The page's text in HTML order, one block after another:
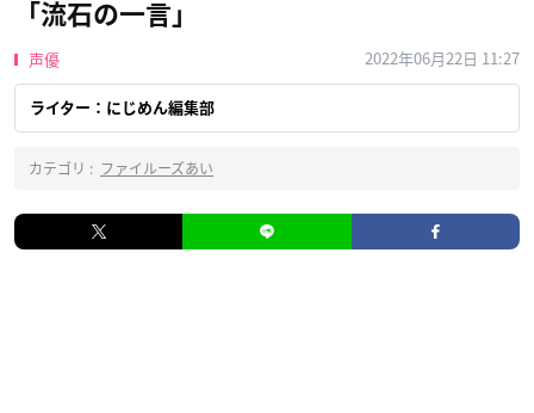
「流石の一言」
声優 2022年06月22日 11:27
ライター：にじめん編集部
カテゴリ : ファイルーズあい